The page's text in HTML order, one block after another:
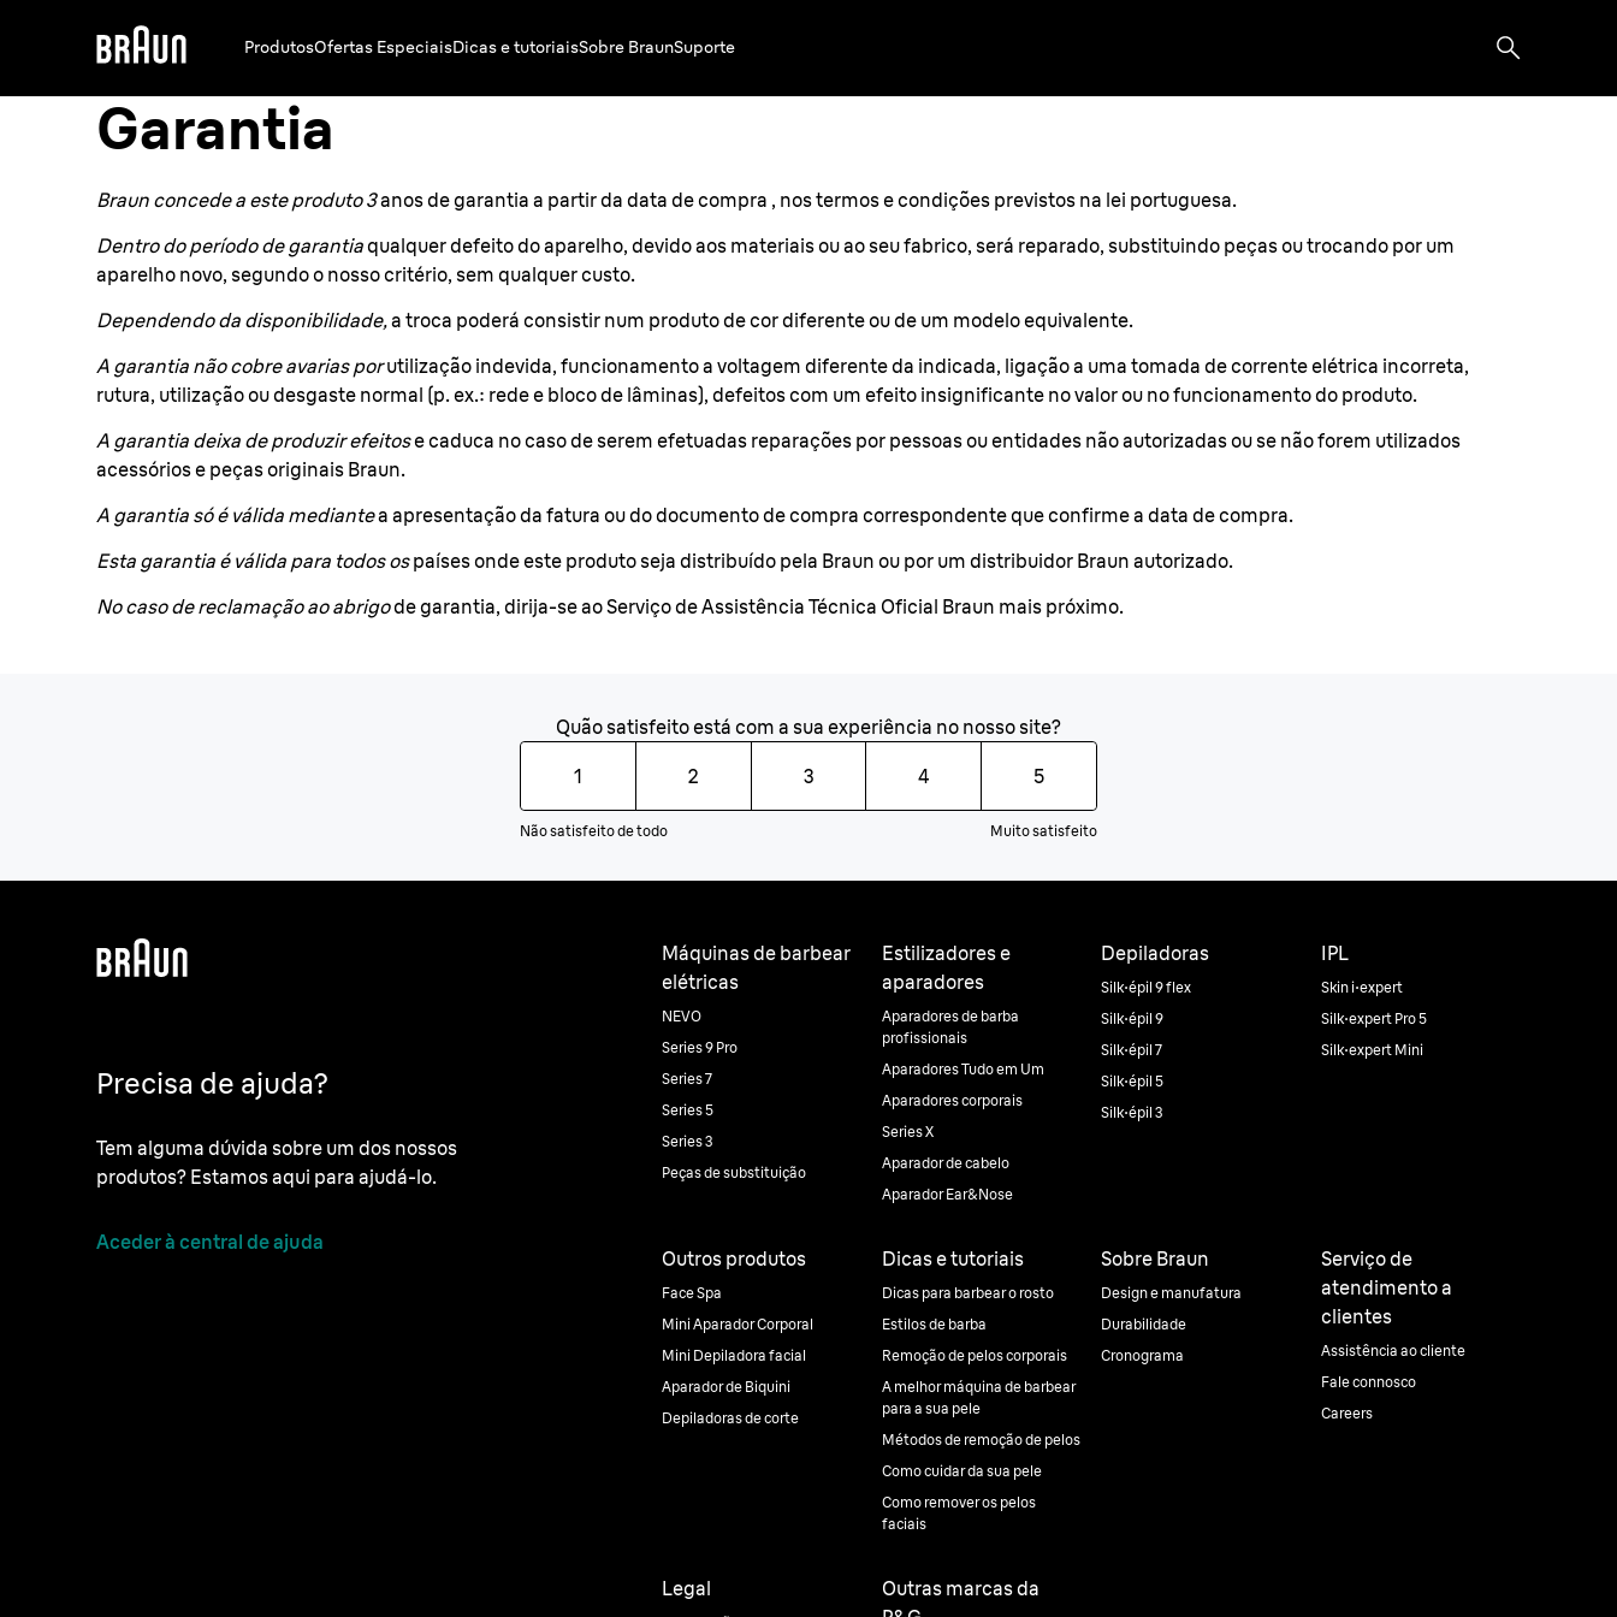
ProdutosOfertas EspeciaisDicas e tutoriaisSobre BraunSuporte
Garantia
Braun concede a este produto 3anos de garantia a partir da data de compra , nos termos e condições previstos na lei portuguesa.
Dentro do período de garantiaqualquer defeito do aparelho, devido aos materiais ou ao seu fabrico, será reparado, substituindo peças ou trocando por um
aparelho novo, segundo o nosso critério, sem qualquer custo.
Dependendo da disponibilidade,a troca poderá consistir num produto de cor diferente ou de um modelo equivalente.
A garantia não cobre avarias porutilização indevida, funcionamento a voltagem diferente da indicada, ligação a uma tomada de corrente elétrica incorreta,
rutura, utilização ou desgaste normal (p. ex.: rede e bloco de lâminas), defeitos com um efeito insignificante no valor ou no funcionamento do produto.
A garantia deixa de produzir efeitose caduca no caso de serem efetuadas reparações por pessoas ou entidades não autorizadas ou se não forem utilizados
acessórios e peças originais Braun.
A garantia só é válida mediantea apresentação da fatura ou do documento de compra correspondente que confirme a data de compra.
Esta garantia é válida para todos ospaíses onde este produto seja distribuído pela Braun ou por um distribuidor Braun autorizado.
No caso de reclamação ao abrigode garantia, dirija-se ao Serviço de Assistência Técnica Oficial Braun mais próximo.
Quão satisfeito está com a sua experiência no nosso site?
1 2 3 4 5
Não satisfeito de todo Muito satisfeito
Precisa de ajuda?
Tem alguma dúvida sobre um dos nossos
produtos? Estamos aqui para ajudá-lo.
Aceder à central de ajuda
Máquinas de barbear
elétricas
NEVO
Series 9 Pro
Series 7
Series 5
Series 3
Peças de substituição
Estilizadores e
aparadores
Aparadores de barba
profissionais
Aparadores Tudo em Um
Aparadores corporais
Series X
Aparador de cabelo
Aparador Ear&Nose
Depiladoras
Silk·épil 9 flex
Silk·épil 9
Silk·épil 7
Silk·épil 5
Silk·épil 3
IPL
Skin i·expert
Silk·expert Pro 5
Silk·expert Mini
Outros produtos
Face Spa
Mini Aparador Corporal
Mini Depiladora facial
Aparador de Biquini
Depiladoras de corte
Dicas e tutoriais
Dicas para barbear o rosto
Estilos de barba
Remoção de pelos corporais
A melhor máquina de barbear
para a sua pele
Métodos de remoção de pelos
Como cuidar da sua pele
Como remover os pelos
faciais
Sobre Braun
Design e manufatura
Durabilidade
Cronograma
Serviço de
atendimento a
clientes
Assistência ao cliente
Fale connosco
Careers
Legal
Outras marcas da